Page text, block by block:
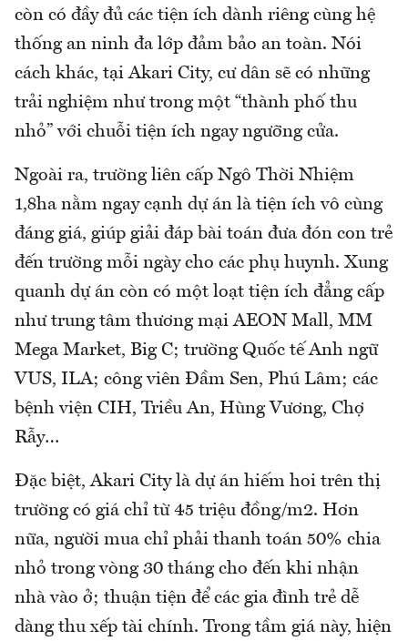
còn có đầy đủ các tiện ích dành riêng cùng hệ
thống an ninh đa lớp đảm bảo an toàn. Nói
cách khác, tại Akari City, cư dân sẽ có những
trải nghiệm như trong một “thành phố thu
nhỏ” với chuỗi tiện ích ngay ngưỡng cửa.
Ngoài ra, trường liên cấp Ngô Thời Nhiệm
1,8ha nằm ngay cạnh dự án là tiện ích vô cùng
đáng giá, giúp giải đáp bài toán đưa đón con trẻ
đến trường mỗi ngày cho các phụ huynh. Xung
quanh dự án còn có một loạt tiện ích đẳng cấp
như trung tâm thương mại AEON Mall, MM
Mega Market, Big C; trường Quốc tế Anh ngữ
VUS, ILA; công viên Đầm Sen, Phú Lâm; các
bệnh viện CIH, Triều An, Hùng Vương, Chợ
Rẫy…
Đặc biệt, Akari City là dự án hiếm hoi trên thị
trường có giá chỉ từ 45 triệu đồng/m2. Hơn
nữa, người mua chỉ phải thanh toán 50% chia
nhỏ trong vòng 30 tháng cho đến khi nhận
nhà vào ở; thuận tiện để các gia đình trẻ dễ
dàng thu xếp tài chính. Trong tầm giá này, hiện